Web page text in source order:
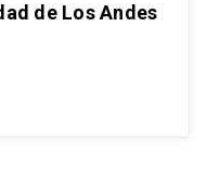
de Los Andes